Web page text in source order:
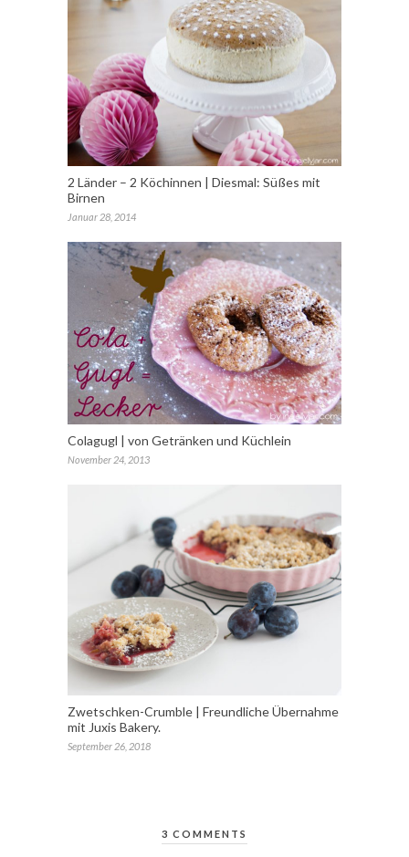
2 Länder – 2 Köchinnen | Diesmal: Süßes mit
Birnen
Januar 28, 2014
Colagugl | von Getränken und Küchlein
November 24, 2013
Zwetschken-Crumble | Freundliche Übernahme
mit Juxis Bakery.
September 26, 2018
3 COMMENTS